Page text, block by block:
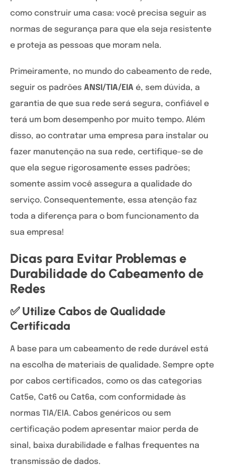
como construir uma casa: você precisa seguir as
normas de segurança para que ela seja resistente
e proteja as pessoas que moram nela.
Primeiramente, no mundo do cabeamento de rede,
seguir os padrões ANSI/TIA/EIA é, sem dúvida, a
garantia de que sua rede será segura, confiável e
terá um bom desempenho por muito tempo. Além
disso, ao contratar uma empresa para instalar ou
fazer manutenção na sua rede, certifique-se de
que ela segue rigorosamente esses padrões;
somente assim você assegura a qualidade do
serviço. Consequentemente, essa atenção faz
toda a diferença para o bom funcionamento da
sua empresa!
Dicas para Evitar Problemas e
Durabilidade do Cabeamento de
Redes
✅ Utilize Cabos de Qualidade
Certificada
A base para um cabeamento de rede durável está
na escolha de materiais de qualidade. Sempre opte
por cabos certificados, como os das categorias
Cat5e, Cat6 ou Cat6a, com conformidade às
normas TIA/EIA. Cabos genéricos ou sem
certificação podem apresentar maior perda de
sinal, baixa durabilidade e falhas frequentes na
transmissão de dados.